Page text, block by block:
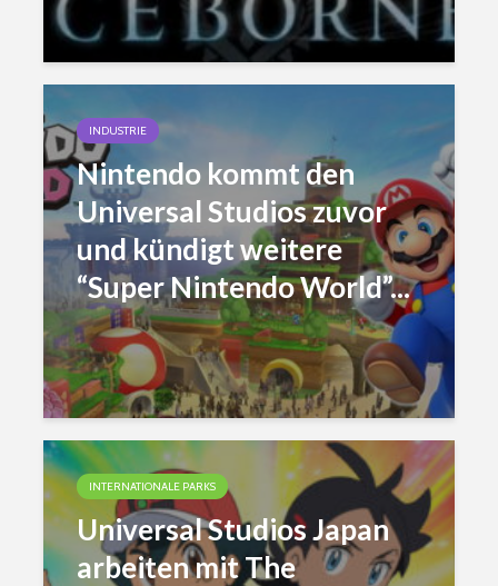
INDUSTRIE
Nintendo kommt den
Universal Studios zuvor
und kündigt weitere
“Super Nintendo World”...
INTERNATIONALE PARKS
Universal Studios Japan
arbeiten mit The